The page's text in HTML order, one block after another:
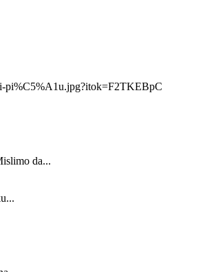
pi%C5%A1u.jpg?itok=F2TKEBpC
da...